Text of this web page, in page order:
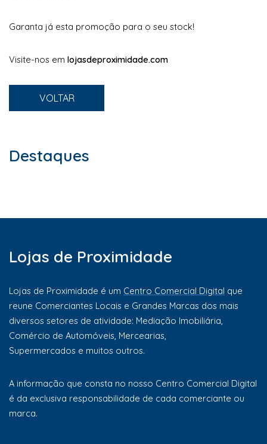
Garanta já esta promoção para o seu stock!
Visite-nos em lojasdeproximidade.com
VOLTAR
Destaques
Lojas de Proximidade
Lojas de Proximidade é um Centro Comercial Digital que
reune Comerciantes Locais e Grandes Marcas dos mais
diversos setores de atividade: Mediação Imobiliária,
Comércio de Automóveis, Mercearias,
Supermercados e muitos outros.
A informação que consta no nosso Centro Comercial Digital
é da exclusiva responsabilidade de cada comerciante ou
marca.